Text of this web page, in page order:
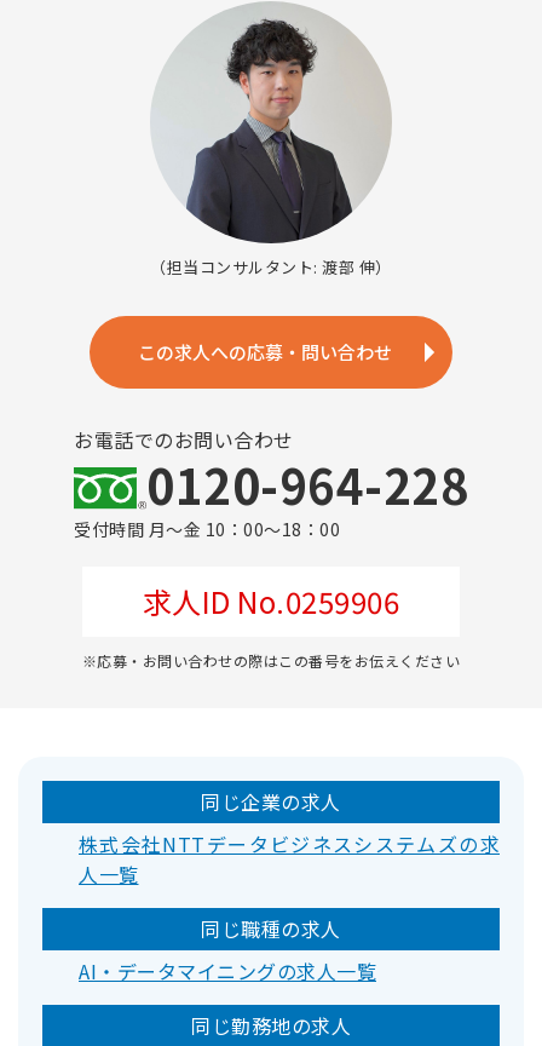
（担当コンサルタント: 渡部 伸）
この求人への応募・問い合わせ
お電話でのお問い合わせ
0120-964-228
受付時間 月～金 10：00～18：00
求人ID No.0259906
※応募・お問い合わせの際はこの番号をお伝えください
同じ企業の求人
株式会社NTTデータビジネスシステムズの求
人一覧
同じ職種の求人
AI・データマイニングの求人一覧
同じ勤務地の求人